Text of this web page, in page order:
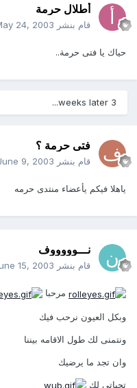
أطلال حرمة
قام بنشر 24, 2003
حياك يا فتى حرمة..
3 weeks later...
فتى حرمة ؟
قام بنشر June 9, 2003
ياهلا فيكم يأعضاء منتدى حرمه
نـــوووووف
قام بنشر 15, 2003
مرحبا
وبكل العيون نرحب فيك
ونتمنى لك طول الاقامه بيننا
وان تجد ما يرضيك
تحياتي لك